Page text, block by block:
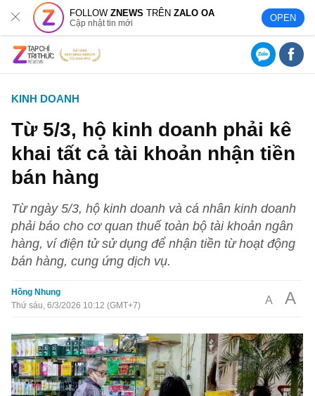
FOLLOWZNEWS TRÊNZALO OA
Cập nhật tin mới OPEN
KINH DOANH
Từ 5/3, hộ kinh doanh phải kê
khai tất cả tài khoản nhận tiền
bán hàng
Từ ngày 5/3, hộ kinh doanh và cá nhân kinh doanh
phải báo cho cơ quan thuế toàn bộ tài khoản ngân
hàng, ví điện tử sử dụng để nhận tiền từ hoạt động
bán hàng, cung ứng dịch vụ.
Hồng Nhung
Thứ sáu, 6/3/2026 10:12 (GMT+7)
A A